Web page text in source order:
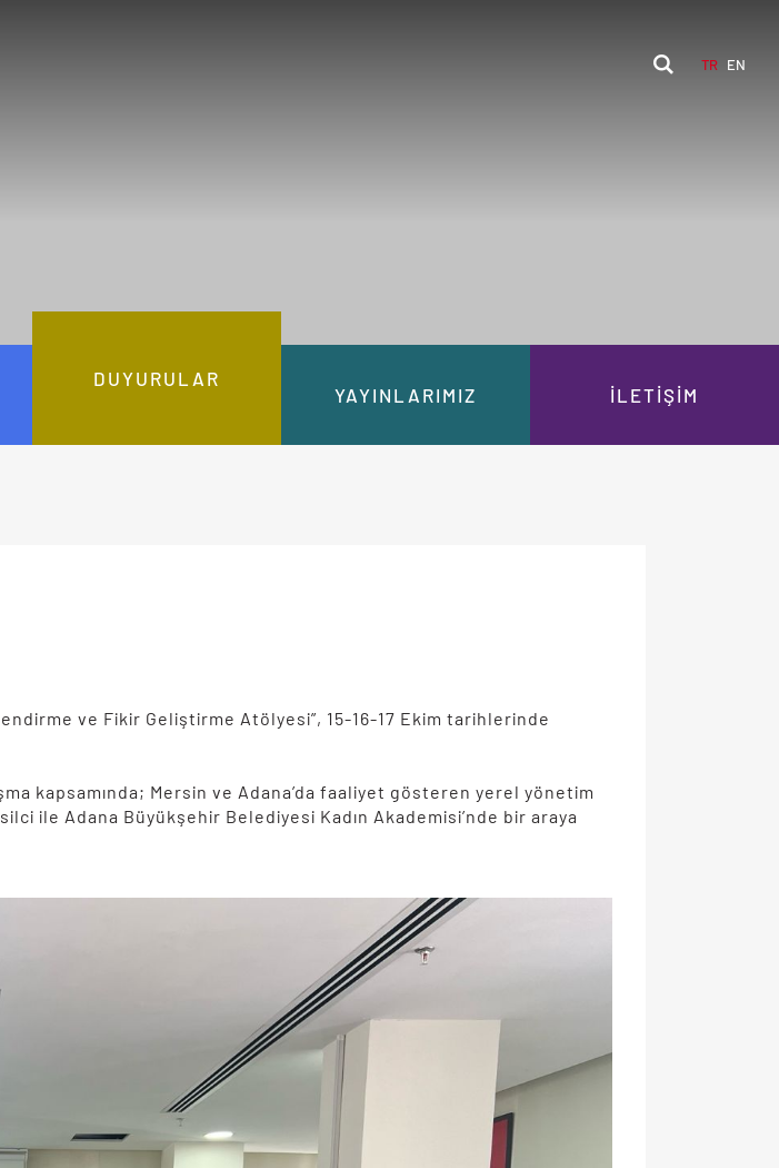
TR EN
DUYURULAR
YAYINLARIMIZ İLETİŞİM
ve Fikir Geliştirme Atölyesi”, 15-16-17 Ekim tarihlerinde
kapsamında; Mersin ve Adana’da faaliyet gösteren yerel yönetim
ile Adana Büyükşehir Belediyesi Kadın Akademisi’nde bir araya